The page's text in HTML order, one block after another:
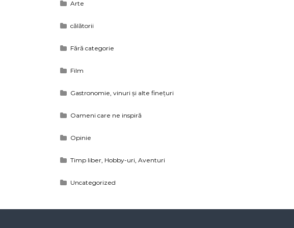
Arte
călătorii
Fără categorie
Film
Gastronomie, vinuri și alte finețuri
Oameni care ne inspiră
Opinie
Timp liber, Hobby-uri, Aventuri
Uncategorized